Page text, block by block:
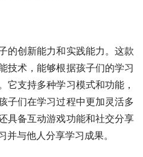
的创新能力和实践能力。这款
技术，能够根据孩子们的学习
它支持多种学习模式和功能，
子们在学习过程中更加灵活多
具备互动游戏功能和社交分享
与他人分享学习成果。